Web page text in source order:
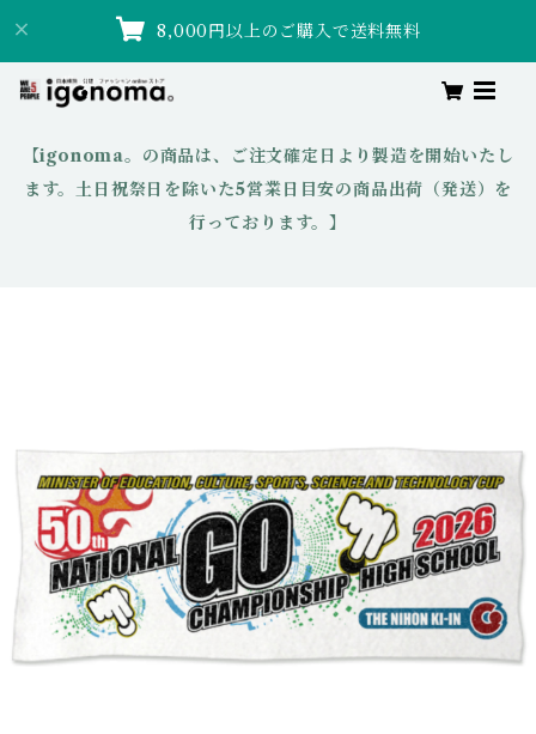
8,000円以上のご購入で送料無料
【igonoma。の商品は、ご注文確定日より製造を開始いたし
ます。土日祝祭日を除いた5営業日目安の商品出荷（発送）を
行っております。】